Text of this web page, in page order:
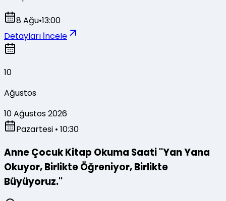
8 Ağu•13:00
Detayları İncele
10
Ağustos
10 Ağustos 2026
Pazartesi • 10:30
Anne Çocuk Kitap Okuma Saati ''Yan Yana
Okuyor, Birlikte Öğreniyor, Birlikte
Büyüyoruz.''